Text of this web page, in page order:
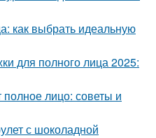
как выбрать идеальную
для полного лица 2025:
лицо: советы и
с шоколадной